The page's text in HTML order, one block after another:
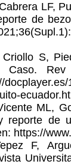
LF,
de
S,
Caso.
ML,
reporte de
https://
F,